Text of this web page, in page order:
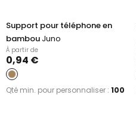
Support pour téléphone en
bambou Juno
À partir de
0,94 €
Qté min. pour personnaliser : 100